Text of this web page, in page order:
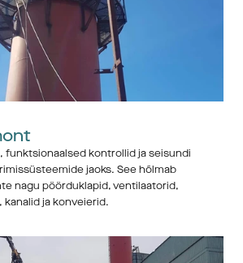
funktsionaalsed kontrollid ja seisundi
jaoks. See hõlmab
nagu pöörduklapid, ventilaatorid,
ja konveierid.